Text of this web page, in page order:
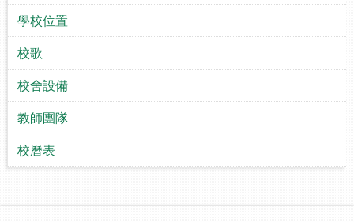
學校位置
校歌
校舍設備
教師團隊
校曆表